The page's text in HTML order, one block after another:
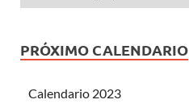
PRÓXIMO CALENDARIO
Calendario 2023